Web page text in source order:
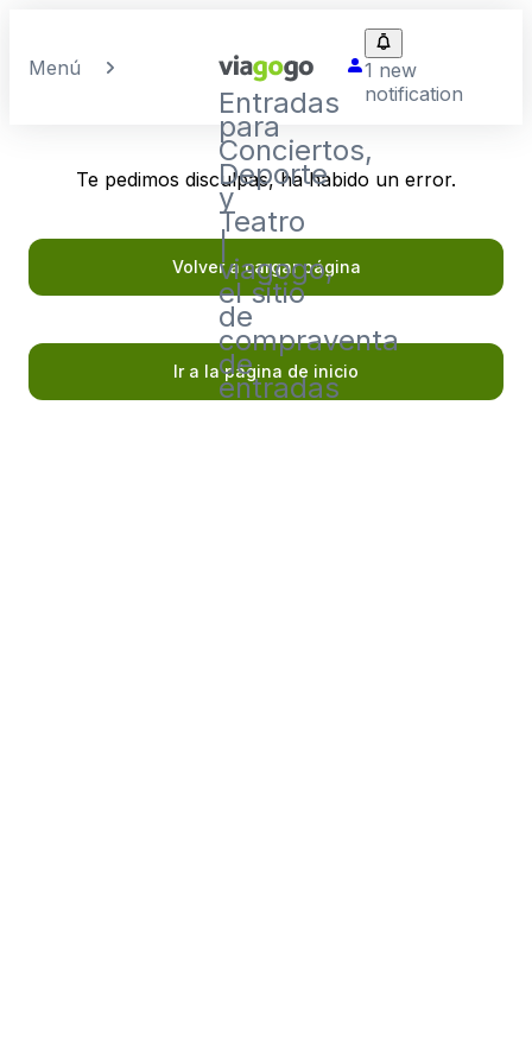
Menú
Entradas
para
Conciertos,
Deporte
y
Teatro
|
viagogo,
el sitio
de
compraventa
de
entradas
1 new
notification
Te pedimos disculpas, ha habido un error.
Volver a cargar página
Ir a la página de inicio